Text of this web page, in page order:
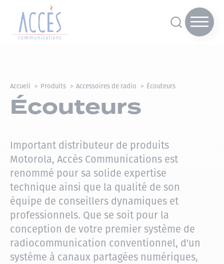
Accueil Produits Accessoires de radio Écouteurs
Écouteurs
Important distributeur de produits
Motorola, Accès Communications est
renommé pour sa solide expertise
technique ainsi que la qualité de son
équipe de conseillers dynamiques et
professionnels. Que se soit pour la
conception de votre premier système de
radiocommunication conventionnel, d'un
système à canaux partagées numériques,